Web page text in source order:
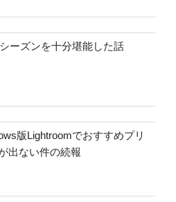
ーズンを十分堪能した話
版Lightroomでおすすめプリ
出ない件の続報